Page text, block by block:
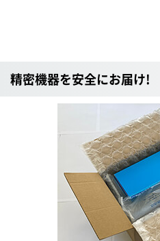
精密機器を安全にお届け!